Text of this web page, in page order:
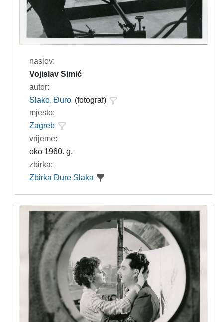
naslov:
Vojislav Simić
autor:
Slako, Đuro (fotograf)
mjesto:
Zagreb
vrijeme:
oko 1960. g.
zbirka:
Zbirka Đure Slaka